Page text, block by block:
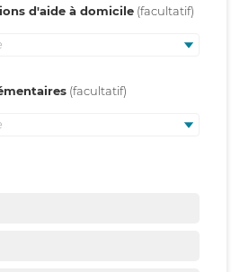
d'aide à domicile